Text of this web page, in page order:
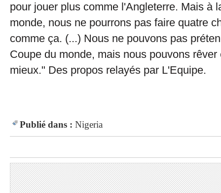
pour jouer plus comme l'Angleterre. Mais à
monde, nous ne pourrons pas faire quatre
comme ça. (...) Nous ne pouvons pas
Coupe du monde, mais nous pouvons rêver
mieux." Des propos relayés par L'Equipe.
Publié dans : Nigeria